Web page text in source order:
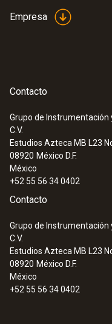
Empresa
Contacto
Grupo de Instrumentación
C.V.
Estudios Azteca MB L23
08920 México D.F.
México
+52 55 56 34 0402
Contacto
Grupo de Instrumentación
C.V.
Estudios Azteca MB L23
08920 México D.F.
México
+52 55 56 34 0402